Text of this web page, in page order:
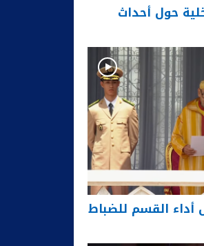
حول أحداث
القسم للضباط